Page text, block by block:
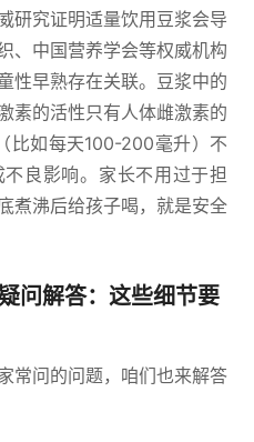
研究证明适量饮用豆浆会导
、中国营养学会等权威机构
性早熟存在关联。豆浆中的
素的活性只有人体雌激素的
比如每天100-200毫升）不
良影响。家长不用过于担
煮沸后给孩子喝，就是安全
问解答：这些细节要
常问的问题，咱们也来解答